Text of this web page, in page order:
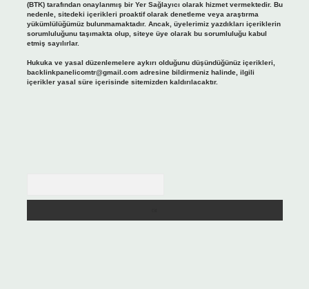
(BTK) tarafından onaylanmış bir Yer Sağlayıcı olarak hizmet vermektedir. Bu
nedenle, sitedeki içerikleri proaktif olarak denetleme veya araştırma
yükümlülüğümüz bulunmamaktadır. Ancak, üyelerimiz yazdıkları içeriklerin
sorumluluğunu taşımakta olup, siteye üye olarak bu sorumluluğu kabul
etmiş sayılırlar.
Hukuka ve yasal düzenlemelere aykırı olduğunu düşündüğünüz içerikleri,
backlinkpanelicomtr@gmail.comadresine bildirmeniz halinde, ilgili
içerikler yasal süre içerisinde sitemizden kaldırılacaktır.